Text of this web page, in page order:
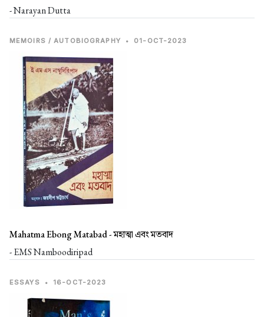
- Narayan Dutta
MEMOIRS / AUTOBIOGRAPHY • 01-OCT-2023
Mahatma Ebong Matabad -মহাত্মা এবং মতবাদ
- EMS Namboodiripad
ESSAYS • 16-OCT-2023